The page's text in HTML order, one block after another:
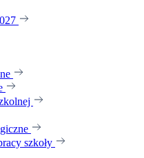
szkoły